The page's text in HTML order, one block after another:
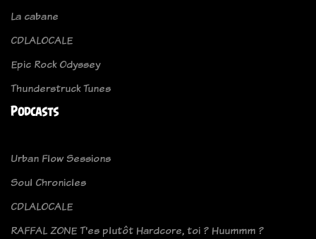
La cabane
CDLALOCALE
Epic Rock Odyssey
Thunderstruck Tunes
Podcasts
Urban Flow Sessions
Soul Chronicles
CDLALOCALE
RAFFAL ZONE T'es plutôt Hardcore, toi ? Huummm ?